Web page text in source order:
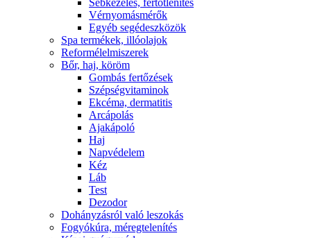
Sebkezelés, fertőtlenítés
Vérnyomásmérők
Egyéb segédeszközök
Spa termékek, illóolajok
Reformélelmiszerek
Bőr, haj, köröm
Gombás fertőzések
Szépségvitaminok
Ekcéma, dermatitis
Arcápolás
Ajakápoló
Haj
Napvédelem
Kéz
Láb
Test
Dezodor
Dohányzásról való leszokás
Fogyókúra, méregtelenítés